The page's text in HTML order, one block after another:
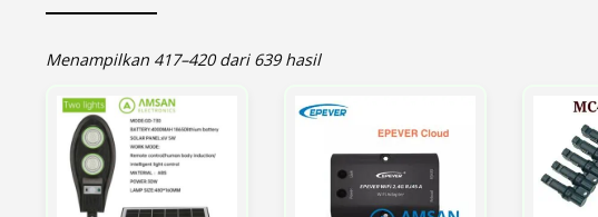
Menampilkan 417–420 dari 639 hasil